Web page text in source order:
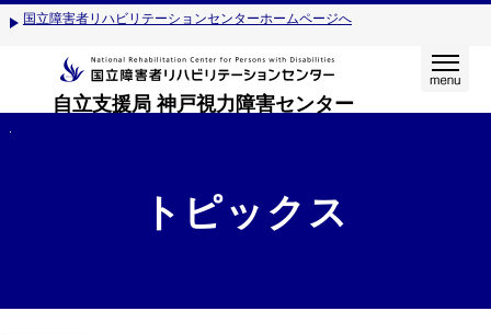
国立障害者リハビリテーションセンターホームページへ
自立支援局 神戸視力障害センター
トピックス